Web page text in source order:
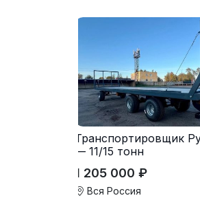
Транспортировщик
— 11/15 тонн
1 205 000 ₽
Вся Россия